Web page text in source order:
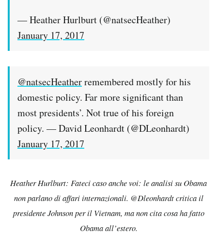
— Heather Hurlburt (@natsecHeather)
January 17, 2017
@natsecHeatherremembered mostly for his
domestic policy. Far more significant than
most presidents’. Not true of his foreign
policy. — David Leonhardt (@DLeonhardt)
January 17, 2017
Heather Hurlburt: Fateci caso anche voi: le analisi su Obama
non parlano di affari internazionali. @Dleonhardt critica il
presidente Johnson per il Vietnam, ma non cita cosa ha fatto
Obama all’estero.